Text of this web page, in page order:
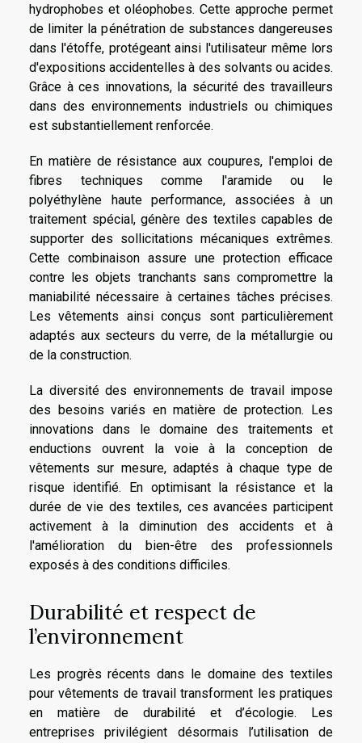
hydrophobes et oléophobes. Cette approche permet
de limiter la pénétration de substances dangereuses
dans l'étoffe, protégeant ainsi l'utilisateur même lors
d'expositions accidentelles à des solvants ou acides.
Grâce à ces innovations, la sécurité des travailleurs
dans des environnements industriels ou chimiques
est substantiellement renforcée.
En matière de résistance aux coupures, l'emploi de
fibres techniques comme l'aramide ou le
polyéthylène haute performance, associées à un
traitement spécial, génère des textiles capables de
supporter des sollicitations mécaniques extrêmes.
Cette combinaison assure une protection efficace
contre les objets tranchants sans compromettre la
maniabilité nécessaire à certaines tâches précises.
Les vêtements ainsi conçus sont particulièrement
adaptés aux secteurs du verre, de la métallurgie ou
de la construction.
La diversité des environnements de travail impose
des besoins variés en matière de protection. Les
innovations dans le domaine des traitements et
enductions ouvrent la voie à la conception de
vêtements sur mesure, adaptés à chaque type de
risque identifié. En optimisant la résistance et la
durée de vie des textiles, ces avancées participent
activement à la diminution des accidents et à
l'amélioration du bien-être des professionnels
exposés à des conditions difficiles.
Durabilité et respect de
l’environnement
Les progrès récents dans le domaine des textiles
pour vêtements de travail transforment les pratiques
en matière de durabilité et d’écologie. Les
entreprises privilégient désormais l’utilisation de